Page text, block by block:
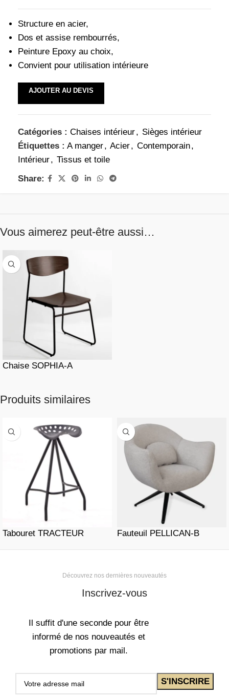
Structure en acier,
Dos et assise rembourrés,
Peinture Epoxy au choix,
Convient pour utilisation intérieure
AJOUTER AU DEVIS
Catégories : Chaises intérieur, Sièges intérieur
Étiquettes : A manger, Acier, Contemporain,
Intérieur, Tissus et toile
Share:
Vous aimerez peut-être aussi…
Chaise SOPHIA-A
Produits similaires
Tabouret TRACTEUR Fauteuil PELLICAN-B
Découvrez nos dernières nouveautés
Inscrivez-vous
Il suffit d'une seconde pour être
informé de nos nouveautés et
promotions par mail.